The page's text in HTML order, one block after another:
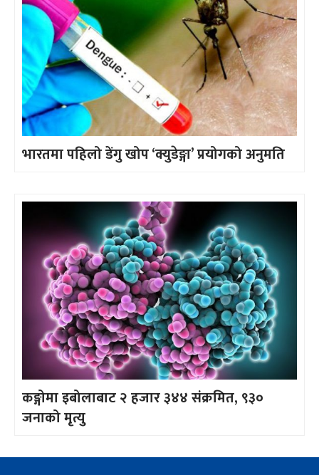
भारतमा पहिलो डेंगु खोप ‘क्युडेङ्गा’ प्रयोगको अनुमति
कङ्गोमा इबोलाबाट २ हजार ३४४ संक्रमित, ९३०
जनाको मृत्यु